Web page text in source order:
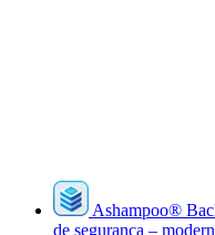
Ashampoo®
de segurança –